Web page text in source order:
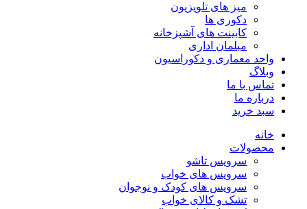
میز های تلویزیون
دکوری ها
کابینت های آشپزخانه
مبلمان اداری
واحد معماری و دکوراسیون
وبلاگ
تماس با ما
درباره ما
سبد خرید
خانه
محصولات
سرویس تاشو
سرویس های خواب
سرویس های کودک و نوجوان
تشک و کالای خواب